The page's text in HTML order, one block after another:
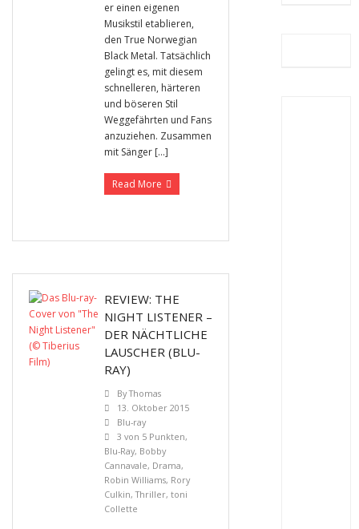
er einen eigenen
Musikstil etablieren,
den True Norwegian
Black Metal. Tatsächlich
gelingt es, mit diesem
schnelleren, härteren
und böseren Stil
Weggefährten und Fans
anzuziehen. Zusammen
mit Sänger […]
Read More
REVIEW: THE
NIGHT LISTENER –
DER NÄCHTLICHE
LAUSCHER (BLU-
RAY)
ByThomas
13. Oktober 2015
Blu-ray
3 von 5 Punkten,
Blu-Ray, Bobby
Cannavale, Drama,
Robin Williams, Rory
Culkin,Thriller, toni
Collette